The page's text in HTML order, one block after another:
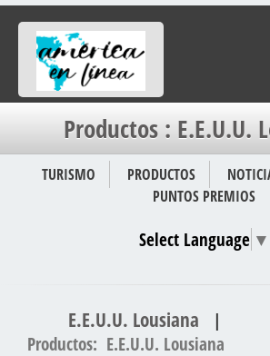
Productos : E.E.U.U.
TURISMO PRODUCTOS
PUNTOS PREMIOS
Select Language ▼
E.E.U.U. Lousiana
|
Productos: E.E.U.U. Lousiana